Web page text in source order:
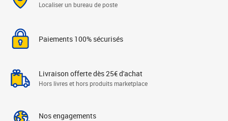
Localiser un bureau de poste
Paiements 100% sécurisés
Livraison offerte dès 25€ d'achat
Hors livres et hors produits marketplace
Nos engagements